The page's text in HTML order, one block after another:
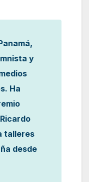
y
Ha
talleres
desde